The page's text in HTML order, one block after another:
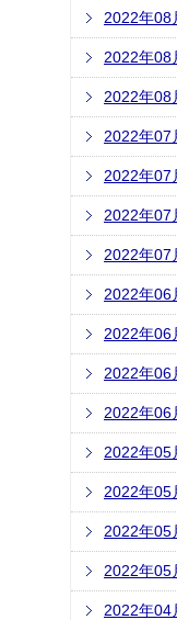
2022年08
2022年08
2022年08
2022年07
2022年07
2022年07
2022年07
2022年06
2022年06
2022年06
2022年06
2022年05
2022年05
2022年05
2022年05
2022年04